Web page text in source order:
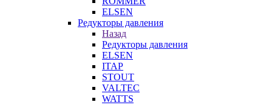
ELSEN
Редукторы давления
Назад
Редукторы давления
ELSEN
ITAP
STOUT
VALTEC
WATTS